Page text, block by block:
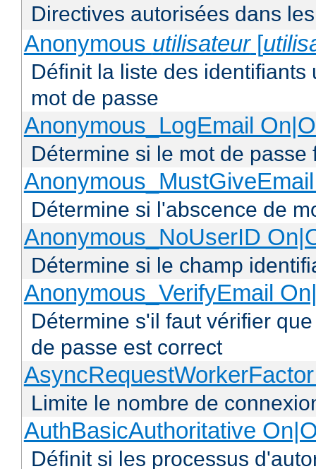
Directives autorisées dans
Anonymous utilisateur[
Définit la liste des
mot de passe
Anonymous_LogEmail
Détermine si le mot de
Détermine si l'abscence de
Anonymous_NoUserID
Détermine si le champ
Anonymous_VerifyEmail
Détermine s'il faut vérifier
de passe est correct
Limite le nombre de
AuthBasicAuthoritative
Définit si les processus